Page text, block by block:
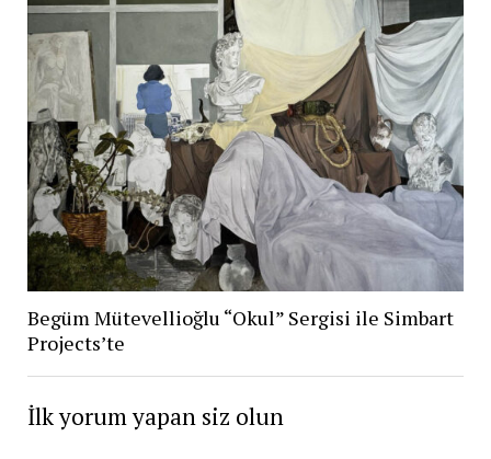
Begüm Mütevellioğlu “Okul” Sergisi ile Simbart
Projects’te
İlk yorum yapan siz olun